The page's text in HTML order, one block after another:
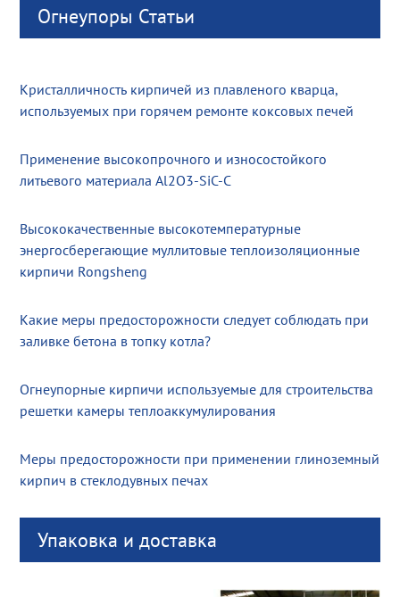
Огнеупоры Статьи
Кристалличность кирпичей из плавленого кварца,
используемых при горячем ремонте коксовых печей
Применение высокопрочного и износостойкого
литьевого материала Al2O3-SiC-C
Высококачественные высокотемпературные
энергосберегающие муллитовые теплоизоляционные
кирпичи Rongsheng
Какие меры предосторожности следует соблюдать при
заливке бетона в топку котла?
Огнеупорные кирпичи используемые для строительства
решетки камеры теплоаккумулирования
Меры предосторожности при применении глиноземный
кирпич в стеклодувных печах
Упаковка и доставка